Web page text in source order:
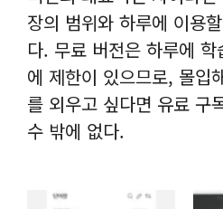
장의 범위와 하루에 이용
다. 무료 버전은 하루에
에 제한이 있으므로, 몰입
를 외우고 싶다면 유료 구
수 밖에 없다.